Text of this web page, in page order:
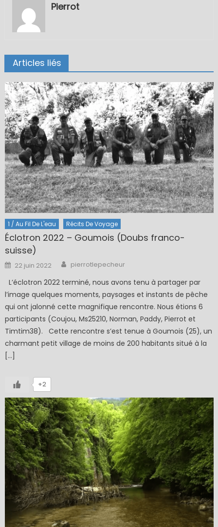
Pierrot
Articles liés
1 / Au Fil De L'eau Récits De Voyage
Éclotron 2022 – Goumois (Doubs franco-
suisse)
Posted
on
22 juin 2022 Author
pierrotlepecheur
L’éclotron 2022 terminé, nous avons tenu à partager par
l’image quelques moments, paysages et instants de pêche
qui ont jalonné cette magnifique rencontre. Nous étions 6
participants (Coujou, Ms25210, Norman, Paddy, Pierrot et
Timtim38). Cette rencontre s’est tenue à Goumois (25), un
charmant petit village de moins de 200 habitants situé à la
[…]
+2